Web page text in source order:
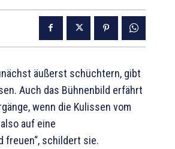
äußerst schüchtern, gibt
Auch das Bühnenbild erfährt
wenn die Kulissen vom
auf eine
freuen“, schildert sie.